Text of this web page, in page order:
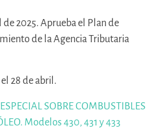
de 2025. Aprueba el Plan de
de la Agencia Tributaria
28 de abril.
SOBRE COMBUSTIBLES
Modelos 430, 431 y 433